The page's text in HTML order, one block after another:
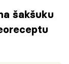
šakšuku